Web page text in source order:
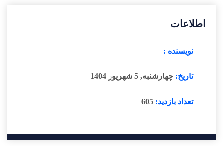
اطلاعات
نویسنده :
تاریخ: چهارشنبه, 5 شهریور 1404
تعداد بازدید: 605